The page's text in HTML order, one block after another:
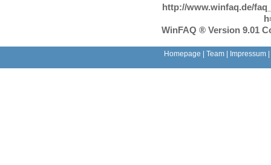
http://www.winfaq.de/
WinFAQ ® Version 9.01
Homepage Team| Impressum|